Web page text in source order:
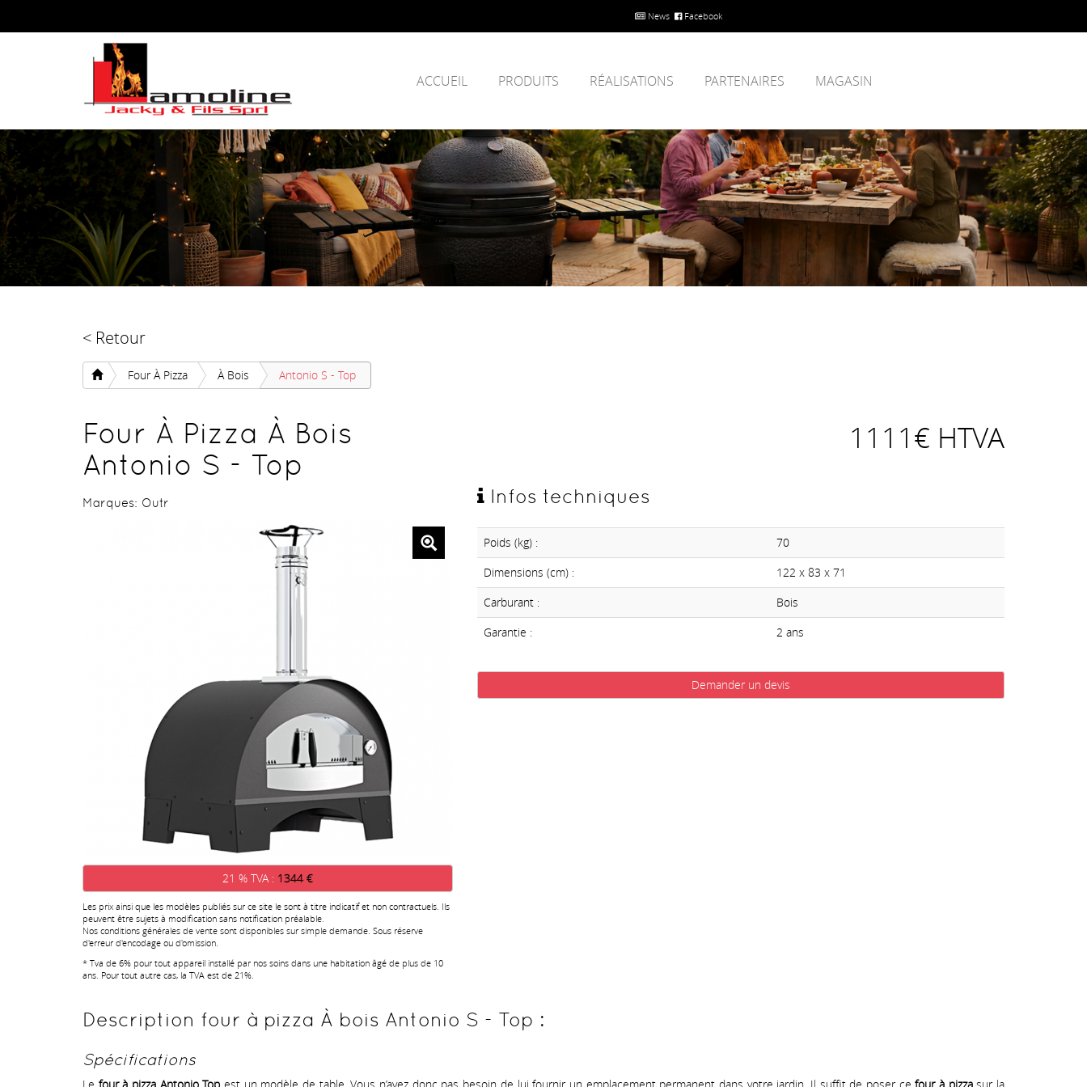
News Facebook
ACCUEIL PRODUITS RÉALISATIONS PARTENAIRES MAGASIN
< Retour
Four À Pizza À Bois Antonio S - Top
Four À Pizza À Bois
Antonio S - Top
Marques: Outr
21 % TVA : 1344 €
Les prix ainsi que les modèles publiés sur ce site le sont à titre indicatif et non contractuels. Ils
peuvent être sujets à modification sans notification préalable.
Nos conditions générales de vente sont disponibles sur simple demande. Sous réserve
d'erreur d'encodage ou d'omission.
* Tva de 6% pour tout appareil installé par nos soins dans une habitation âgé de plus de 10
ans. Pour tout autre cas, la TVA est de 21%.
1111€ HTVA
Infos techniques
Poids (kg) :
70
Dimensions (cm) :
122 x 83 x 71
Carburant :
Bois
Garantie :
2 ans
Demander un devis
Description four à pizza À bois Antonio S - Top :
Spécifications